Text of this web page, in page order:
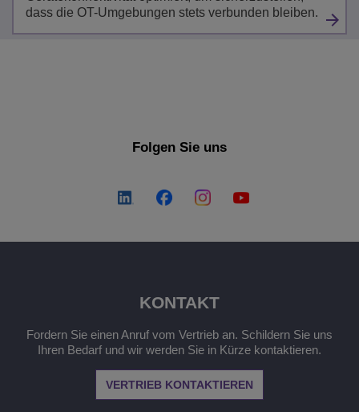
dass die OT-Umgebungen stets verbunden bleiben.
Folgen Sie uns
KONTAKT
Fordern Sie einen Anruf vom Vertrieb an. Schildern Sie uns
Ihren Bedarf und wir werden Sie in Kürze kontaktieren.
VERTRIEB KONTAKTIEREN